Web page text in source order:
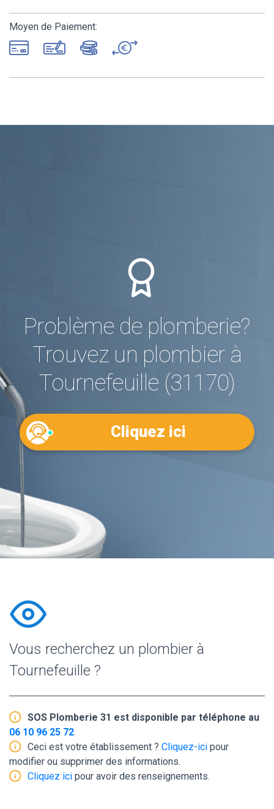
Moyen de Paiement:
Problème de plomberie?
Trouvez un plombier à
Tournefeuille (31170)
Cliquez ici
Vous recherchez un plombier à
Tournefeuille ?
SOS Plomberie 31 est disponible par téléphone au
06 10 96 25 72
Ceci est votre établissement ? Cliquez-ici pour
modifier ou supprimer des informations.
Cliquez ici pour avoir des renseignements.